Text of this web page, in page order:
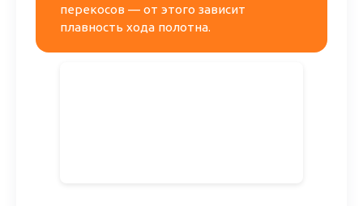
перекосов — от этого зависит
плавность хода полотна.